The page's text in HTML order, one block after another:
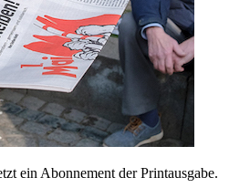
ein Abonnement der Printausgabe.